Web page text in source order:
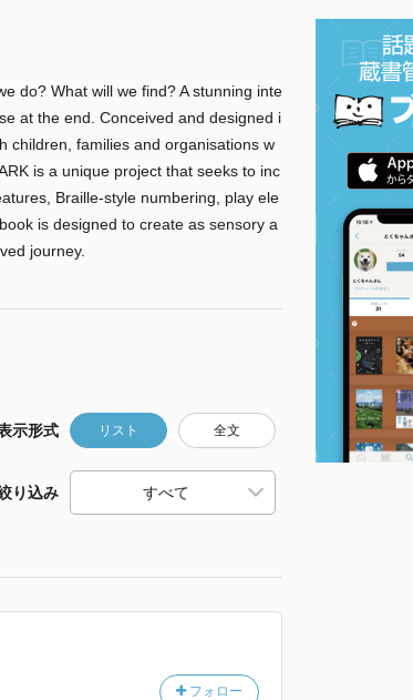
do? What will we find? A stunning inte
at the end. Conceived and designed i
children, families and organisations w
is a unique project that seeks to inc
Braille-style numbering, play ele
is designed to create as sensory a
journey.
示形式 リスト 全文
り込み
フォロー